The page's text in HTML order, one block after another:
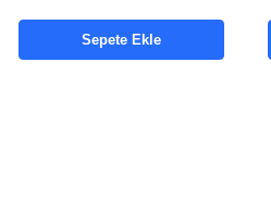
Sepete Ekle